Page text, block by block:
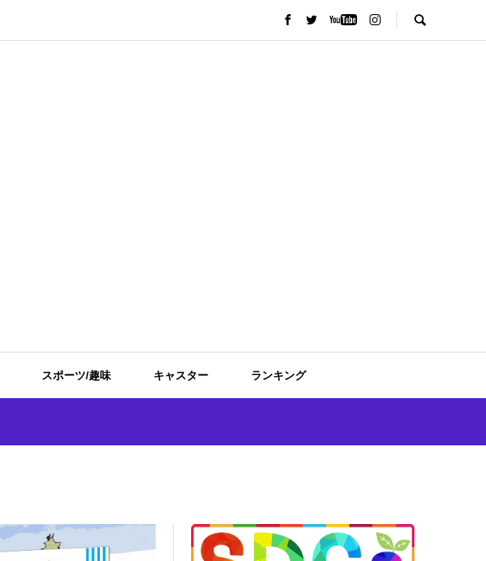
スポーツ/趣味 キャスター ランキング